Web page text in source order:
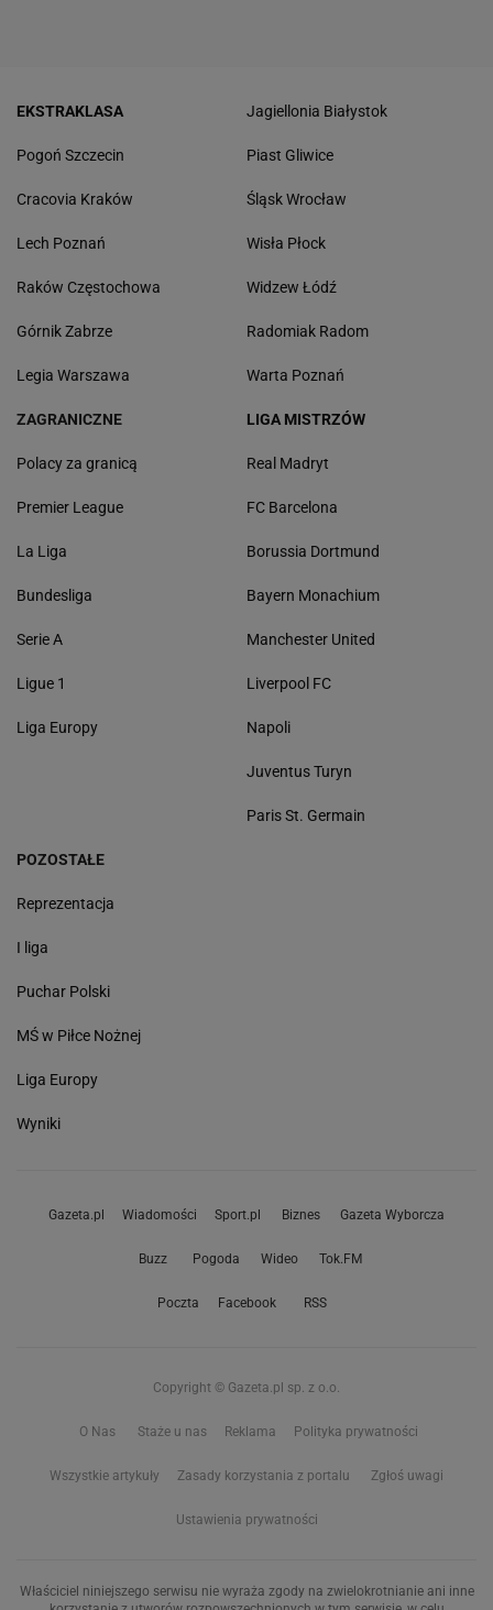
EKSTRAKLASA
Pogoń Szczecin
Cracovia Kraków
Lech Poznań
Raków Częstochowa
Górnik Zabrze
Legia Warszawa
Jagiellonia Białystok
Piast Gliwice
Śląsk Wrocław
Wisła Płock
Widzew Łódź
Radomiak Radom
Warta Poznań
ZAGRANICZNE
Polacy za granicą
Premier League
La Liga
Bundesliga
Serie A
Ligue 1
Liga Europy
LIGA MISTRZÓW
Real Madryt
FC Barcelona
Borussia Dortmund
Bayern Monachium
Manchester United
Liverpool FC
Napoli
Juventus Turyn
Paris St. Germain
POZOSTAŁE
Reprezentacja
I liga
Puchar Polski
MŚ w Piłce Nożnej
Liga Europy
Wyniki
Gazeta.pl Wiadomości Sport.pl Biznes Gazeta Wyborcza
Buzz Pogoda Wideo Tok.FM
Poczta Facebook RSS
Copyright © Gazeta.pl sp. z o.o.
O Nas Staże u nas Reklama Polityka prywatności
Wszystkie artykuły Zasady korzystania z portalu Zgłoś uwagi
Ustawienia prywatności
Właściciel niniejszego serwisu nie wyraża zgody na zwielokrotnianie ani inne